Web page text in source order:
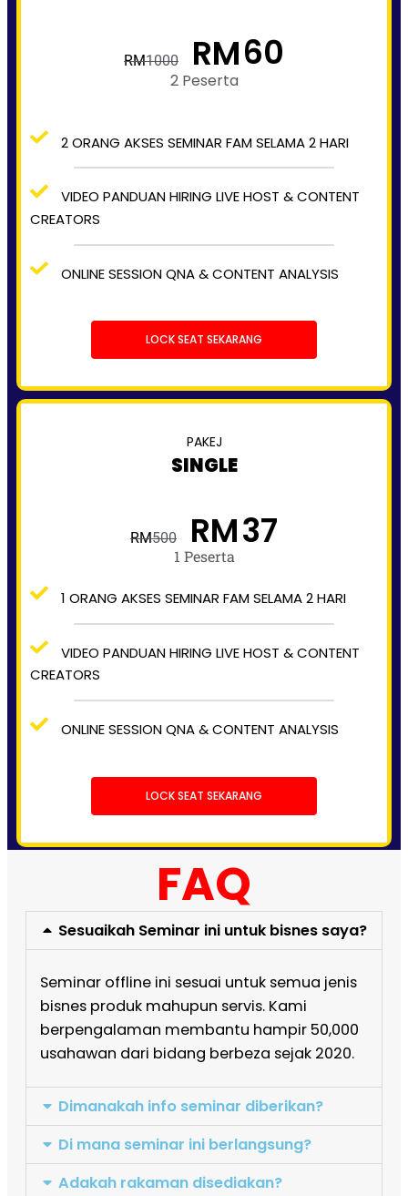
RM1000 RM60
2 Peserta
2 ORANG AKSES SEMINAR FAM SELAMA 2 HARI
VIDEO PANDUAN HIRING LIVE HOST & CONTENT
CREATORS
ONLINE SESSION QNA & CONTENT ANALYSIS
LOCK SEAT SEKARANG
PAKEJ
SINGLE
RM500 RM37
1 Peserta
1 ORANG AKSES SEMINAR FAM SELAMA 2 HARI
VIDEO PANDUAN HIRING LIVE HOST & CONTENT
CREATORS
ONLINE SESSION QNA & CONTENT ANALYSIS
LOCK SEAT SEKARANG
FAQ
Sesuaikah Seminar ini untuk bisnes saya?
Seminar offline ini sesuai untuk semua jenis
bisnes produk mahupun servis. Kami
berpengalaman membantu hampir 50,000
usahawan dari bidang berbeza sejak 2020.
Dimanakah info seminar diberikan?
Di mana seminar ini berlangsung?
Adakah rakaman disediakan?